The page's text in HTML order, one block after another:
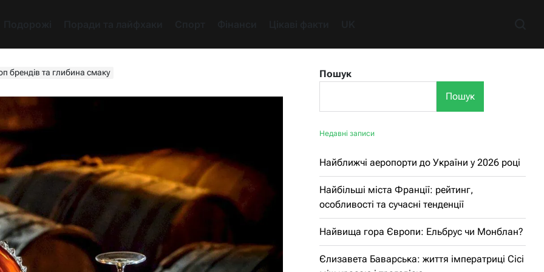
брендів та глибина смаку
Пошук
Пошук
Недавні записи
Найближчі аеропорти до України у 2026 році
Найбільші міста Франції: рейтинг,
особливості та сучасні тенденції
Найвища гора Європи: Ельбрус чи Монблан?
Єлизавета Баварська: життя імператриці Сісі